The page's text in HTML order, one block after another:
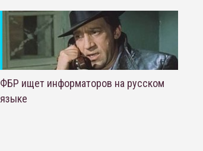
ФБР ищет информаторов на русском
языке